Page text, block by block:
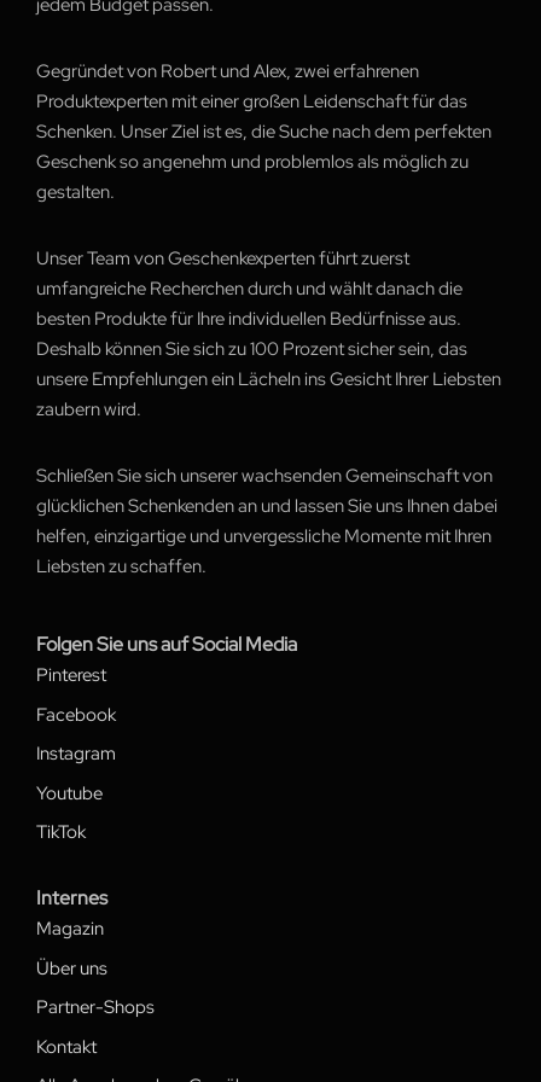
jedem Budget passen.
Gegründet von Robert und Alex, zwei erfahrenen
Produktexperten mit einer großen Leidenschaft für das
Schenken. Unser Ziel ist es, die Suche nach dem perfekten
Geschenk so angenehm und problemlos als möglich zu
gestalten.
Unser Team von Geschenkexperten führt zuerst
umfangreiche Recherchen durch und wählt danach die
besten Produkte für Ihre individuellen Bedürfnisse aus.
Deshalb können Sie sich zu 100 Prozent sicher sein, das
unsere Empfehlungen ein Lächeln ins Gesicht Ihrer Liebsten
zaubern wird.
Schließen Sie sich unserer wachsenden Gemeinschaft von
glücklichen Schenkenden an und lassen Sie uns Ihnen dabei
helfen, einzigartige und unvergessliche Momente mit Ihren
Liebsten zu schaffen.
Folgen Sie uns auf Social Media
Pinterest
Facebook
Instagram
Youtube
TikTok
Internes
Magazin
Über uns
Partner-Shops
Kontakt